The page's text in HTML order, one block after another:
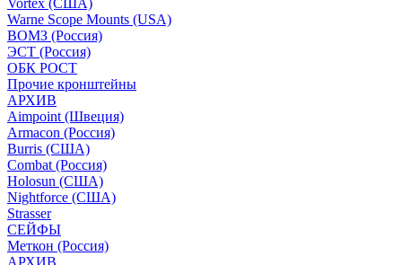
Vortex (США)
Warne Scope Mounts (USA)
ВОМЗ (Россия)
ЭСТ (Россия)
ОБК РОСТ
Прочие кронштейны
АРХИВ
Aimpoint (Швеция)
Armacon (Россия)
Burris (США)
Combat (Россия)
Holosun (США)
Nightforce (США)
Strasser
СЕЙФЫ
Меткон (Россия)
АРХИВ